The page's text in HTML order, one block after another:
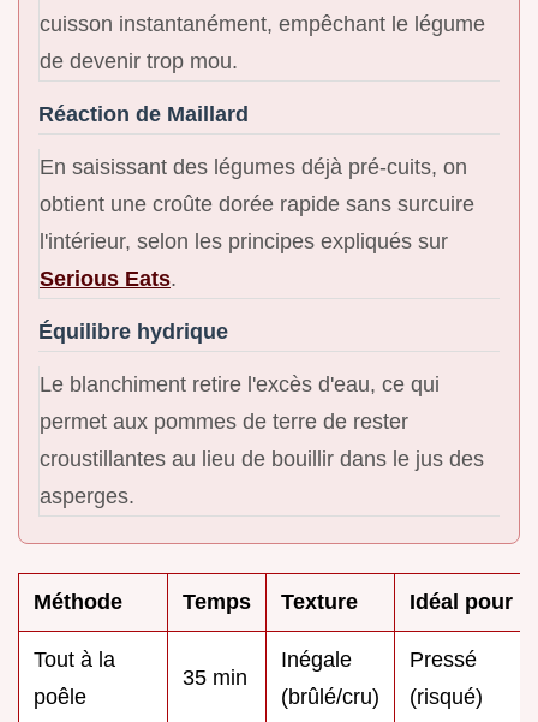
cuisson instantanément, empêchant le légume
de devenir trop mou.
Réaction de Maillard
En saisissant des légumes déjà pré-cuits, on
obtient une croûte dorée rapide sans surcuire
l'intérieur, selon les principes expliqués sur
Serious Eats.
Équilibre hydrique
Le blanchiment retire l'excès d'eau, ce qui
permet aux pommes de terre de rester
croustillantes au lieu de bouillir dans le jus des
asperges.
Méthode Temps Texture Idéal pour
Tout à la
poêle
35 min
Inégale
(brûlé/cru)
Pressé
(risqué)